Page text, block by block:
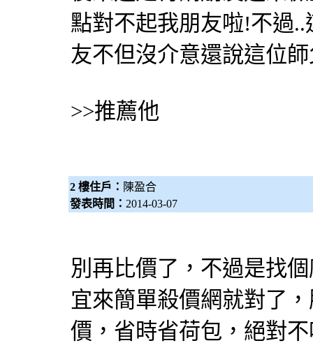
點對不起我朋友啦!不過
友不但沒介意還說這位
>>推薦他
2 樓住戶： 陳盈合
發表時間： 2014-03-07
別再比價了，不過是找
宜來簡單殺價網就對了
價 ，省時省荷包，絕對